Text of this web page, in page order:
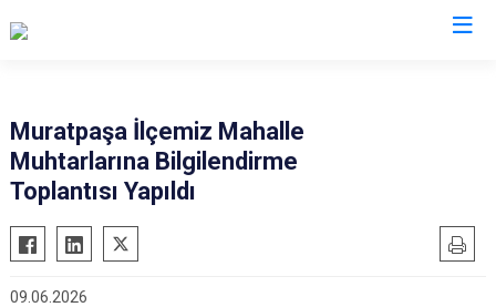
Akseki
Alanya
Elmalı
Korkuteli
Muratpaşa İlçemiz Mahalle
Muhtarlarına Bilgilendirme
Toplantısı Yapıldı
09.06.2026